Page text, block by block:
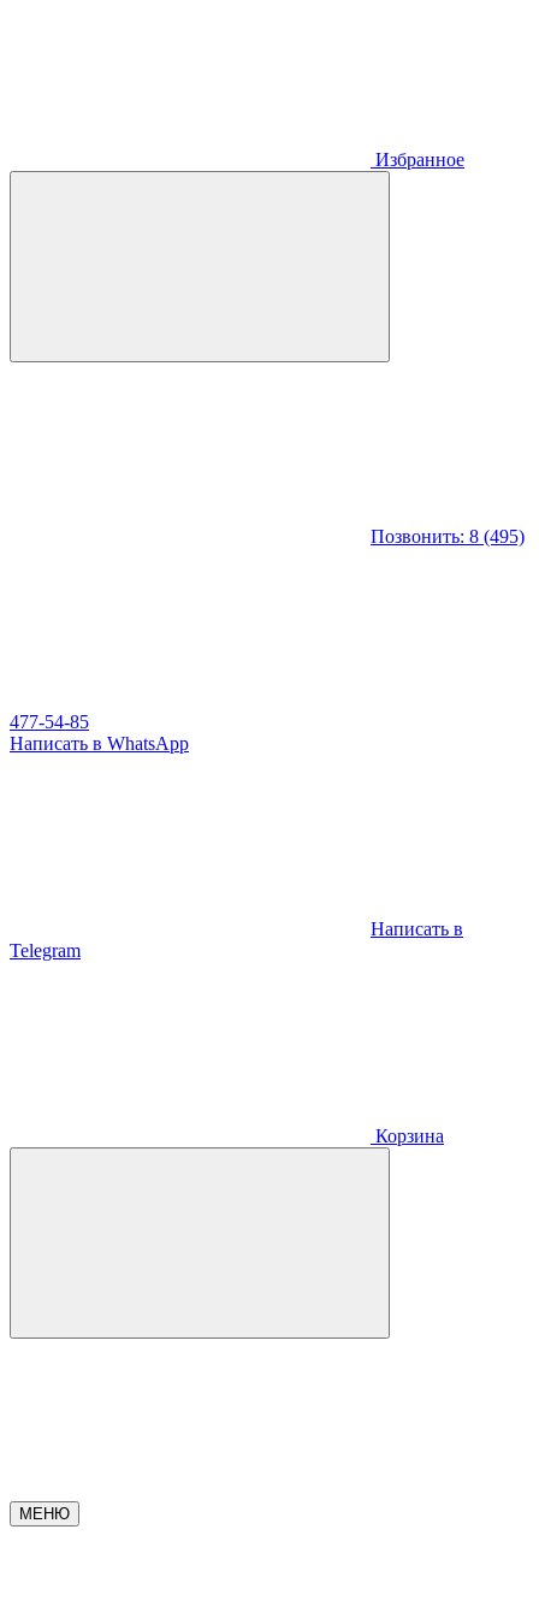
Избранное
Позвонить: 8 (495)
477-54-85
Написать в WhatsApp
Написать в
Telegram
Корзина
МЕНЮ